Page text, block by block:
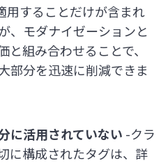
用することだけが含まれ
、モダナイゼーションと
と組み合わせることで、
部分を迅速に削減できま
に活用されていない -クラ
に構成されたタグは、詳